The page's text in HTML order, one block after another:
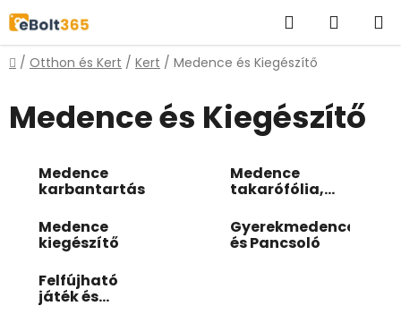
Ugrás
fő
tartalomhoz
KeresésKOSÁR
Kezdőlap
/ Otthon és Kert / Kert / Medence és Kiegészítő
Medence és Kiegészítő
Medence
karbantartás
Medence
takarófólia,
Medence
kiegészítő
Gyerekmedence
és Pancsoló
Felfújható
játék és